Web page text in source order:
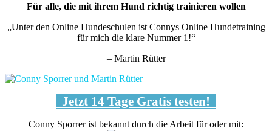
Für alle, die mit ihrem Hund richtig trainieren wollen
„Unter den Online Hundeschulen ist Connys Online Hundetraining
für mich die klare Nummer 1!“
– Martin Rütter
Jetzt 14 Tage Gratis testen!
Conny Sporrer ist bekannt durch die Arbeit für oder mit: